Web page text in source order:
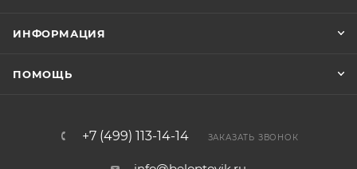
ИНФОРМАЦИЯ
ПОМОЩЬ
+7 (499) 113-14-14 ЗАКАЗАТЬ ЗВОНОК